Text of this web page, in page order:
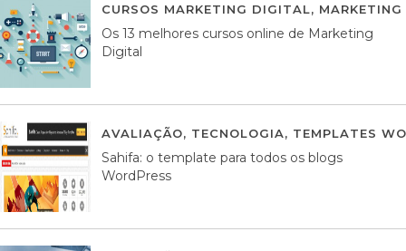
CURSOS MARKETING DIGITAL,
Os 13 melhores cursos online de Marketing
Digital
AVALIAÇÃO, TECNOLOGIA, TEMPLATES
Sahifa: o template para todos os blogs
WordPress